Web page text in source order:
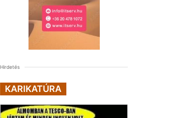
Hirdetés
KARIKATÚRA